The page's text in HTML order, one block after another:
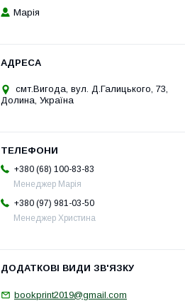
Марія
смт.Вигода, вул. Д.Галицького, 73,
Долина, Україна
+380 (68) 100-83-83
Менеджер Марія
+380 (97) 981-03-50
Менеджер Христина
bookprint2019@gmail.com